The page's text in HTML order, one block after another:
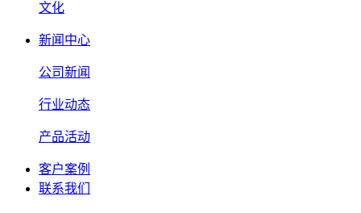
文化
新闻中心
公司新闻
行业动态
产品活动
客户案例
联系我们